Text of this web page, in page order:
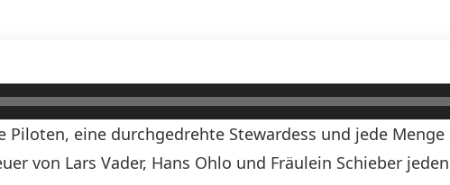
Piloten, eine durchgedrehte Stewardess und jede
von Lars Vader, Hans Ohlo und Fräulein Schieber